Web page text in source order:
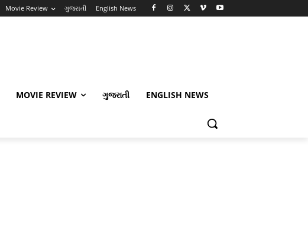
Movie Review ગુજરાતી English News
MOVIE REVIEW ગુજરાતી ENGLISH NEWS